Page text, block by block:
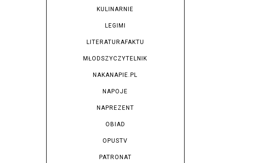
KULINARNIE
LEGIMI
LITERATURAFAKTU
MŁODSZYCZYTELNIK
NAKANAPIE.PL
NAPOJE
NAPREZENT
OBIAD
OPUSTV
PATRONAT